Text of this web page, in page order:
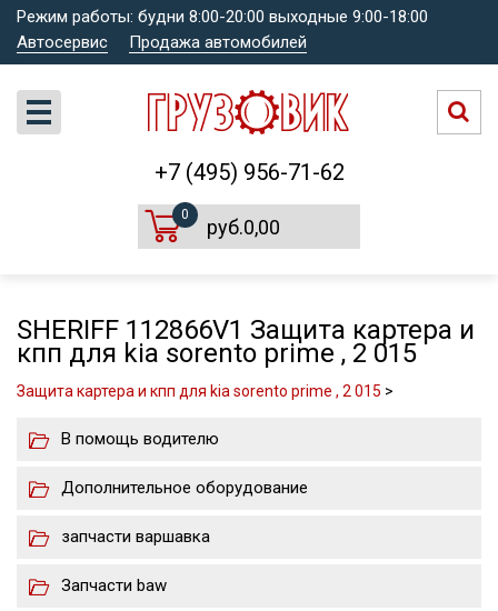
Режим работы: будни 8:00-20:00 выходные 9:00-18:00
Автосервис
Продажа автомобилей
+7 (495) 956-71-62
0
руб.0,00
SHERIFF 112866V1 Защита картера и
кпп для kia sorento prime , 2 015
Защита картера и кпп для kia sorento prime , 2 015 >
В помощь водителю
Дополнительное оборудование
запчасти варшавка
Запчасти baw